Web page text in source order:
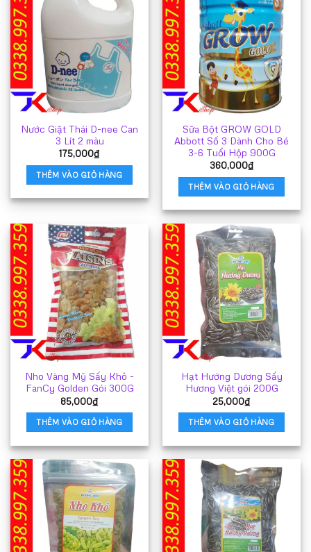
Nước Giặt Thái D-nee Can
3 Lít 2 màu
175,000₫
THÊM VÀO GIỎ HÀNG
Sữa Bột GROW GOLD
Abbott Số 3 Dành Cho Bé
3-6 Tuổi Hộp 900G
360,000₫
THÊM VÀO GIỎ HÀNG
Nho Vàng Mỹ Sấy Khô -
FanCy Golden Gói 300G
85,000₫
THÊM VÀO GIỎ HÀNG
Hạt Hướng Dương Sấy
Hương Việt gói 200G
25,000₫
THÊM VÀO GIỎ HÀNG